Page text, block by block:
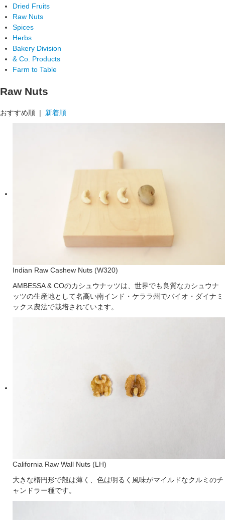
Dried Fruits
Raw Nuts
Spices
Herbs
Bakery Division
& Co. Products
Farm to Table
Raw Nuts
おすすめ順 | 新着順
Indian Raw Cashew Nuts (W320)
AMBESSA & COのカシュウナッツは、世界でも良質なカシュウナ
ッツの生産地として名高い南インド・ケララ州でバイオ・ダイナミ
ックス農法で栽培されています。
California Raw Wall Nuts (LH)
大きな楕円形で殻は薄く、色は明るく風味がマイルドなクルミのチ
ャンドラー種です。